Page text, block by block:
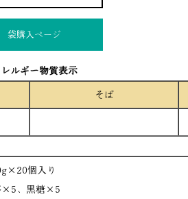
袋購入ぺージ
レルギー物質表示
そば
個入り
×5、黒糖×5